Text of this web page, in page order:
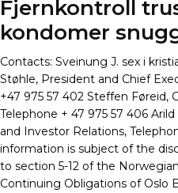
Fjernkontroll
kondomer
Contacts: Sveinung J. sex i
Støhle, President and Chief
+47 975 57 402 Steffen Føreid,
Telephone + 47 975 57 406
and Investor Relations,
information is subject of the
to section 5-12 of the
Continuing Obligations of Oslo